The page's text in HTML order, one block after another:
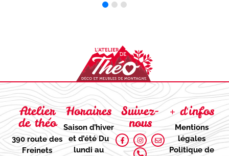
Atelier
de théo
390 route des
Freinets
Horaires
Saison d’hiver
et d’étéDu
lundi au
Suivez-
nous
+ d'infos
Mentions
légales
Politique de